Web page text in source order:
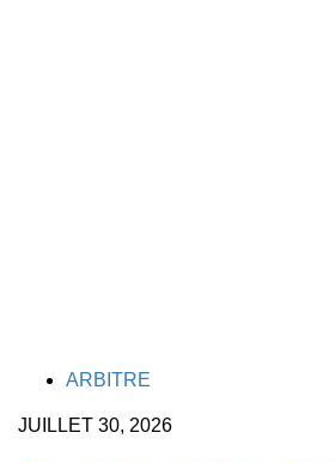
TAGSARBITRE
JUILLET 30, 2026